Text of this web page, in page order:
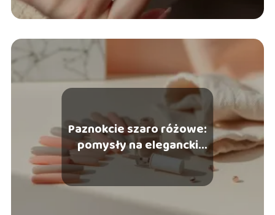
Paznokcie szaro różowe:
pomysły na elegancki
manicure